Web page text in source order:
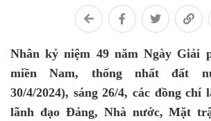
Nhân kỷ niệm 49 năm Ngày Giải
miền Nam, thống nhất đất
30/4/2024), sáng 26/4, các đồng chí
lãnh đạo Đảng, Nhà nước, Mặt